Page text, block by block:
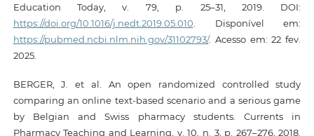
Education Today, v. 79, p. 25–31, 2019. DOI:
https://doi.org/10.1016/j.nedt.2019.05.010 . Disponível em:
https://pubmed.ncbi.nlm.nih.gov/31102793/. Acesso em: 22 fev.
2025.
BERGER, J. et al. An open randomized controlled study
comparing an online text-based scenario and a serious game
by Belgian and Swiss pharmacy students. Currents in
Pharmacy Teaching and Learning, v. 10, n. 3, p. 267–276, 2018.